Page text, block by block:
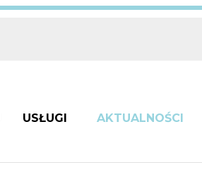
USŁUGI AKTUALNOŚCI